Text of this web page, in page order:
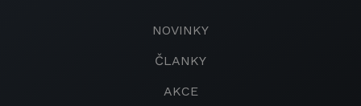
NOVINKY
ČLANKY
AKCE